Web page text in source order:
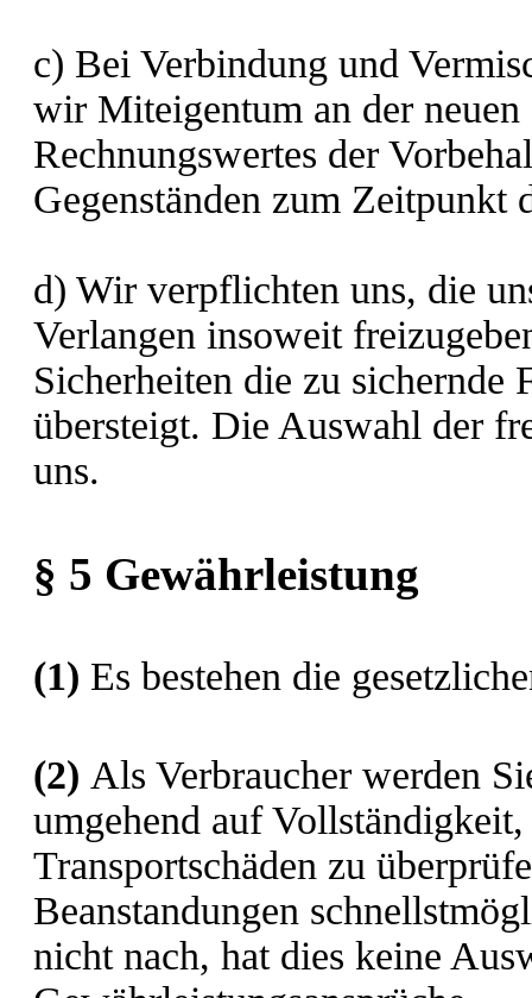
c) Bei Verbindung und
wir Miteigentum an der neuen
Rechnungswertes der
Gegenständen zum Zeitpunkt
d) Wir verpflichten uns, die
Verlangen insoweit
Sicherheiten die zu sichernde
übersteigt. Die Auswahl der
uns.
§ 5 Gewährleistung
(1) Es bestehen die
(2) Als Verbraucher werden
umgehend auf
Transportschäden zu
Beanstandungen
nicht nach, hat dies keine